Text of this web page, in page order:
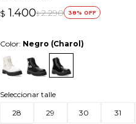
$ 1.400$ 2.290 38
Color: Negro (Charol)
Seleccionar talle
28
29 30 31